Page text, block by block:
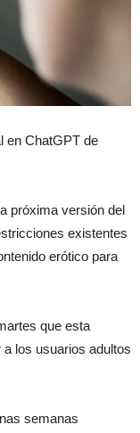
en ChatGPT de
próxima versión del
existentes
erótico para
que esta
a los usuarios adultos
semanas